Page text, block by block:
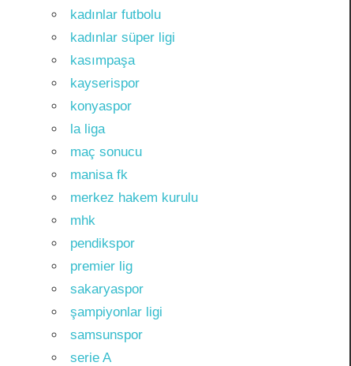
kadınlar futbolu
kadınlar süper ligi
kasımpaşa
kayserispor
konyaspor
la liga
maç sonucu
manisa fk
merkez hakem kurulu
mhk
pendikspor
premier lig
sakaryaspor
şampiyonlar ligi
samsunspor
serie A